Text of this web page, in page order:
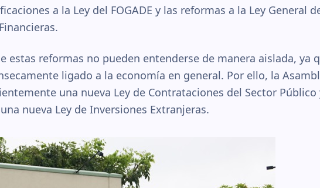
a la Ley del FOGADE y las reformas a la Ley General
estas reformas no pueden entenderse de manera aislada, ya
ligado a la economía en general. Por ello, la
una nueva Ley de Contrataciones del Sector Público
nueva Ley de Inversiones Extranjeras.